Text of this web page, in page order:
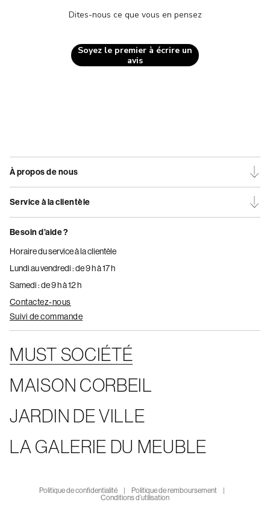
Dites-nous ce que vous en pensez
Soyez le premier à écrire un
avis
À propos de nous
Service à la clientèle
Besoin d’aide ?
Horaire du service à la clientèle
Lundi au vendredi : de 9 h à 17 h
Samedi : de 9 h à 12 h
Contactez-nous
Suivi de commande
MUST SOCIÉTÉ
MAISON CORBEIL
JARDIN DE VILLE
LA GALERIE DU MEUBLE
Politique de confidentialité
Politique de remboursement
Conditions d’utilisation